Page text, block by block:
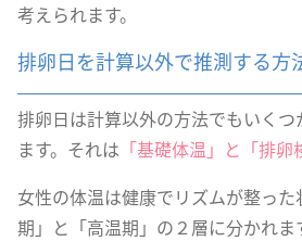
考えられます。
排卵日を計算以外で推測する方
排卵日は計算以外の方法でもいく
ます。それは 「基礎体温」と「排卵
女性の体温は健康でリズムが整っ
期」と「高温期」の２層に分かれま